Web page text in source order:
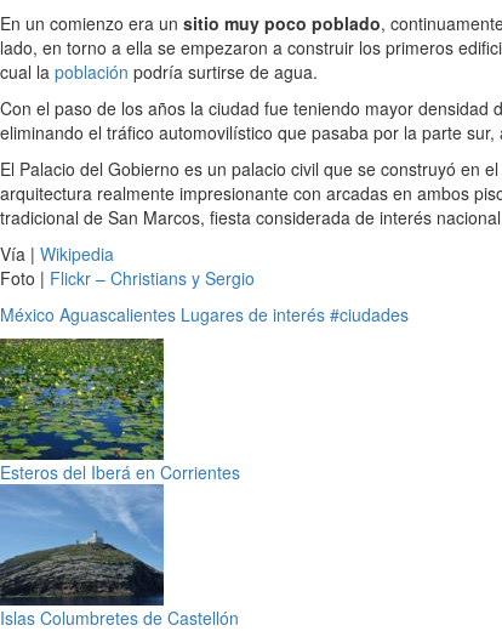
En un comienzo era un sitio muy poco poblado,
lado, en torno a ella se empezaron a construir los primeros
cual la población podría surtirse de agua.
Con el paso de los años la ciudad fue teniendo mayor
eliminando el tráfico automovilístico que pasaba por la parte
El Palacio del Gobierno es un palacio civil que se construyó en
arquitectura realmente impresionante con arcadas en ambos
tradicional de San Marcos, fiesta considerada de interés
Vía | Wikipedia
Foto | Flickr – Christians y Sergio
México Aguascalientes Lugares de interés #ciudades
Esteros del Iberá en Corrientes
Islas Columbretes de Castellón